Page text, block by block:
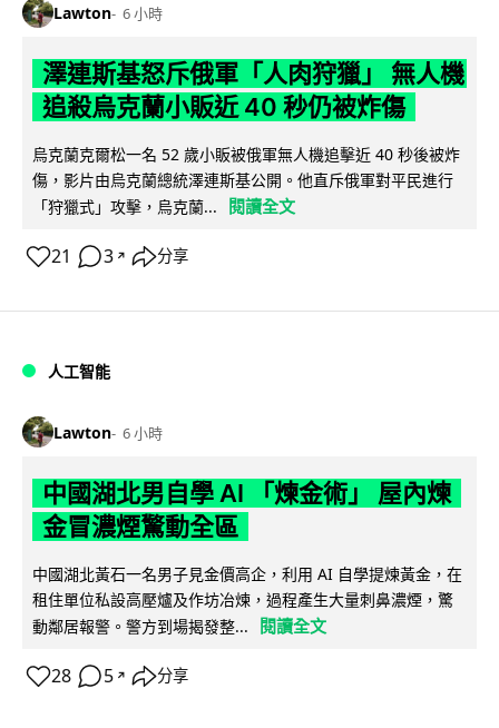
Lawton 6 小時
澤連斯基怒斥俄軍「人肉狩獵」 無人機
追殺烏克蘭小販近 40 秒仍被炸傷
烏克蘭克爾松一名 52 歲小販被俄軍無人機追擊近 40 秒後被炸
傷，影片由烏克蘭總統澤連斯基公開。他直斥俄軍對平民進行
「狩獵式」攻擊，烏克蘭...
閱讀全文
21 3 ↗ 分享
人工智能
Lawton 6 小時
中國湖北男自學 AI 「煉金術」 屋內煉
金冒濃煙驚動全區
中國湖北黃石一名男子見金價高企，利用 AI 自學提煉黃金，在
租住單位私設高壓爐及作坊冶煉，過程產生大量刺鼻濃煙，驚
動鄰居報警。警方到場揭發整...
閱讀全文
28 5 ↗ 分享